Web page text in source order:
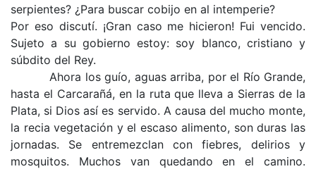
serpientes? ¿Para buscar cobijo en al intemperie?
Por eso discutí. ¡Gran caso me hicieron! Fui vencido.
Sujeto a su gobierno estoy: soy blanco, cristiano y
súbdito del Rey.
Ahora los guío, aguas arriba, por el Río Grande,
hasta el Carcarañá, en la ruta que lleva a Sierras de la
Plata, si Dios así es servido. A causa del mucho monte,
la recia vegetación y el escaso alimento, son duras las
jornadas. Se entremezclan con fiebres, delirios y
mosquitos. Muchos van quedando en el camino.